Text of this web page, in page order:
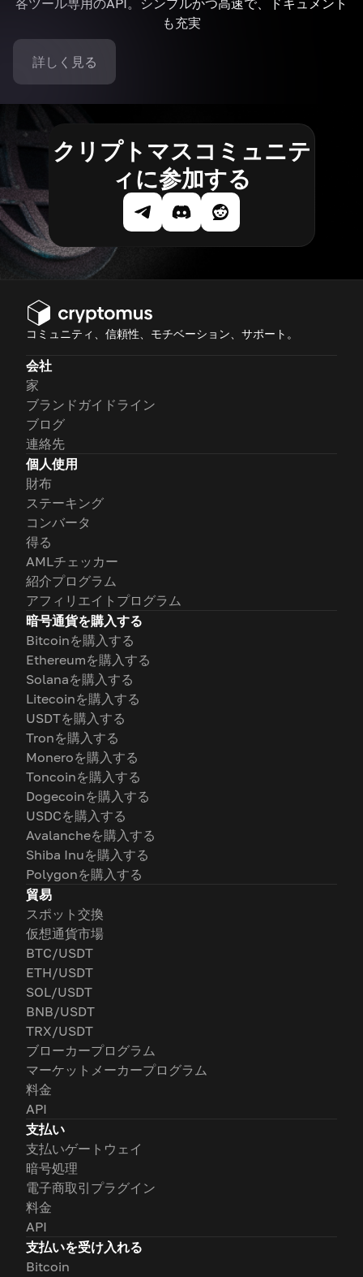
各ツール専用のAPI。シンプルかつ高速で、ドキュメント
も充実
詳しく見る
クリプトマスコミュニテ
ィに参加する
コミュニティ、信頼性、モチベーション、サポート。
会社
家
ブランドガイドライン
ブログ
連絡先
個人使用
財布
ステーキング
コンバータ
得る
AMLチェッカー
紹介プログラム
アフィリエイトプログラム
暗号通貨を購入する
Bitcoinを購入する
Ethereumを購入する
Solanaを購入する
Litecoinを購入する
USDTを購入する
Tronを購入する
Moneroを購入する
Toncoinを購入する
Dogecoinを購入する
USDCを購入する
Avalancheを購入する
Shiba Inuを購入する
Polygonを購入する
貿易
スポット交換
仮想通貨市場
BTC/USDT
ETH/USDT
SOL/USDT
BNB/USDT
TRX/USDT
ブローカープログラム
マーケットメーカープログラム
料金
API
支払い
支払いゲートウェイ
暗号処理
電子商取引プラグイン
料金
API
支払いを受け入れる
Bitcoin